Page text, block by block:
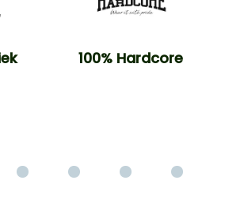
100% Hardcore